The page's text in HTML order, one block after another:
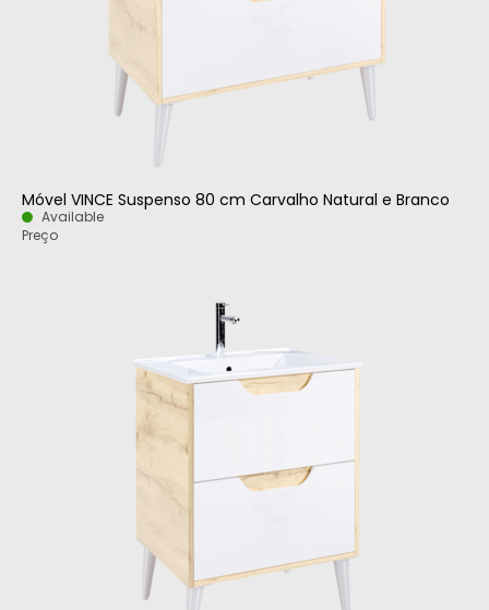
Móvel VINCE Suspenso 80 cm Carvalho Natural e Branco
Available
Preço